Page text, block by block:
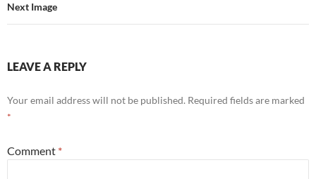
Next Image
LEAVE A REPLY
Your email address will not be published. Required fields are marked
*
Comment *